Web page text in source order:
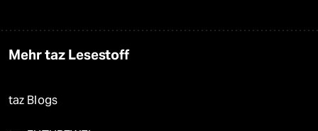
Mehr taz Lesestoff
taz Blogs